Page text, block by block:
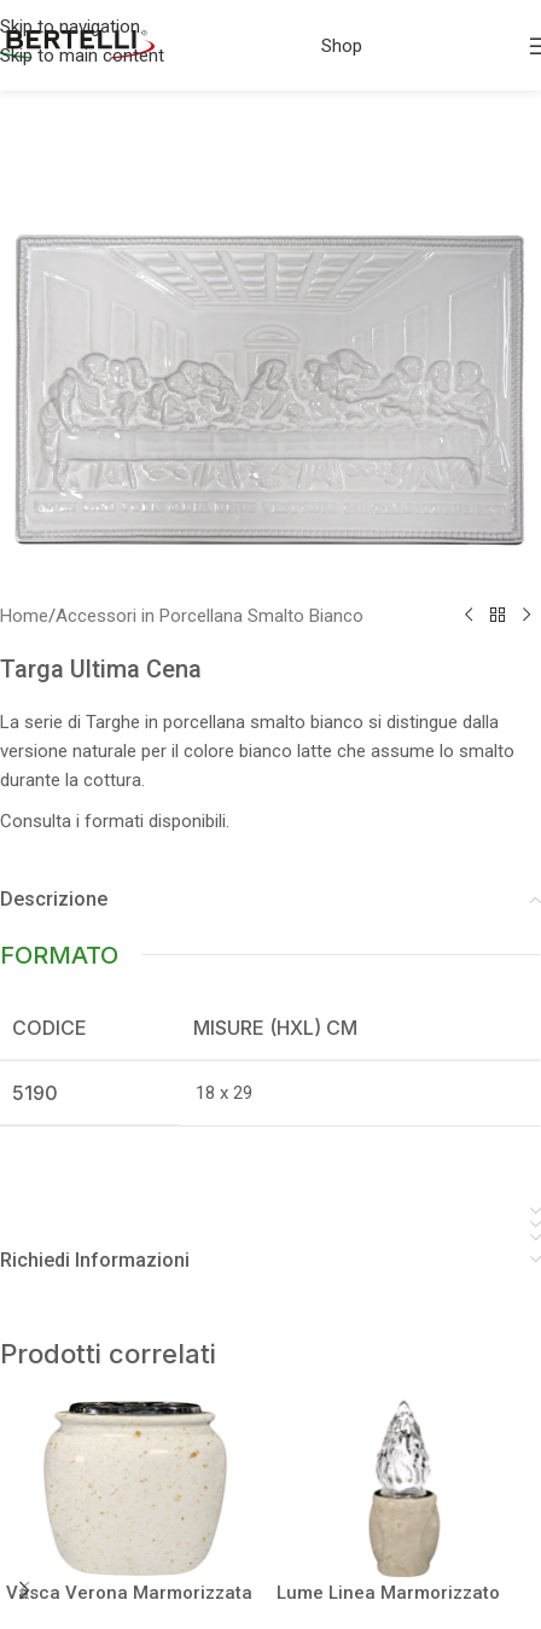
Skip to navigation
Skip to main content
Shop
Home/Accessori in Porcellana Smalto Bianco
Targa Ultima Cena
La serie di Targhe in porcellana smalto bianco si distingue dalla
versione naturale per il colore bianco latte che assume lo smalto
durante la cottura.
Consulta i formati disponibili.
Descrizione
FORMATO
CODICE MISURE (HXL) CM
5190 18 x 29
Richiedi Informazioni
Prodotti correlati
Vasca Verona Marmorizzata Lume Linea Marmorizzato